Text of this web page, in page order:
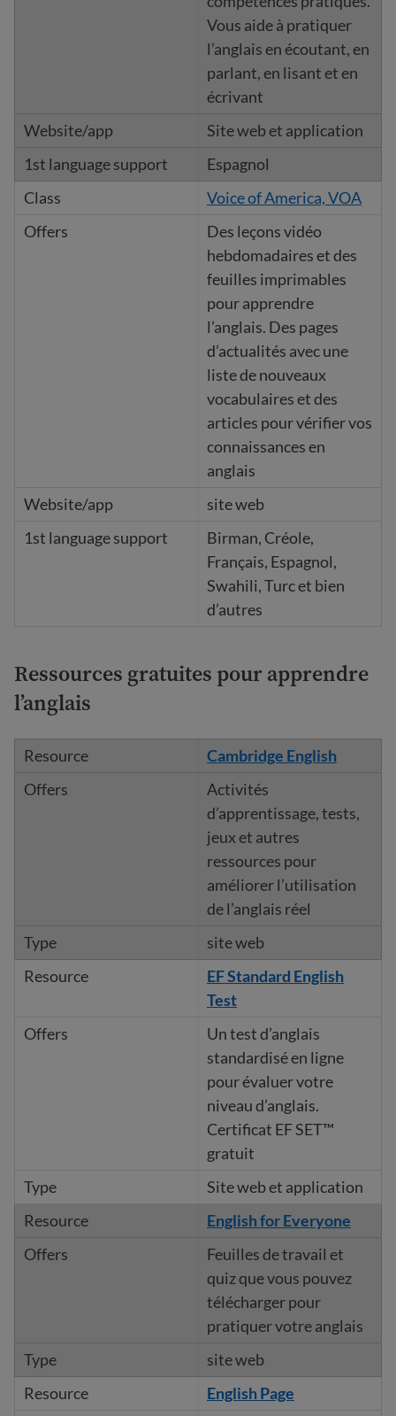
Vous aide à pratiquer
l’anglais en écoutant, en
parlant, en lisant et en
écrivant
Site web et application
Espagnol
Voice of America, VOA
Des leçons vidéo
hebdomadaires et des
feuilles imprimables
pour apprendre
l’anglais. Des pages
d’actualités avec une
liste de nouveaux
vocabulaires et des
articles pour vérifier vos
connaissances en
anglais
site web
Birman, Créole,
Français, Espagnol,
Swahili, Turc et bien
d’autres
Ressources gratuites pour apprendre
l’anglais
Cambridge English
Activités
d’apprentissage, tests,
jeux et autres
ressources pour
améliorer l’utilisation
de l’anglais réel
site web
EF Standard English
Test
Un test d’anglais
standardisé en ligne
pour évaluer votre
niveau d’anglais.
Certificat EF SET™
gratuit
Site web et application
English for Everyone
Feuilles de travail et
quiz que vous pouvez
télécharger pour
pratiquer votre anglais
site web
English Page